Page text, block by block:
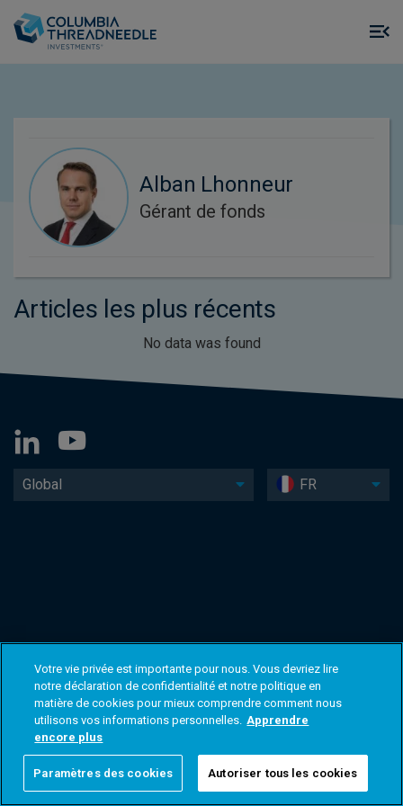
Alban Lhonneur
Gérant de fonds
Articles les plus récents
No data was found
Global FR
Votre vie privée est importante pour nous. Vous devriez lire
notre déclaration de confidentialité et notre politique en
matière de cookies pour mieux comprendre comment nous
utilisons vos informations personnelles. Apprendre
encore plus
Paramètres des cookies Autoriser tous les cookies